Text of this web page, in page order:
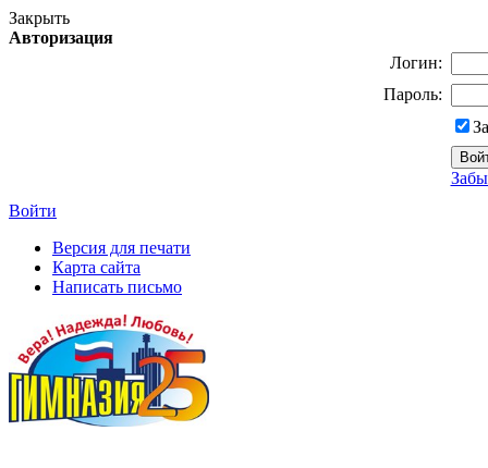
Закрыть
Авторизация
Логин:
Пароль:
Войти
Версия для печати
Карта сайта
Написать письмо